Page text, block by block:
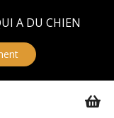
A DU CHIEN